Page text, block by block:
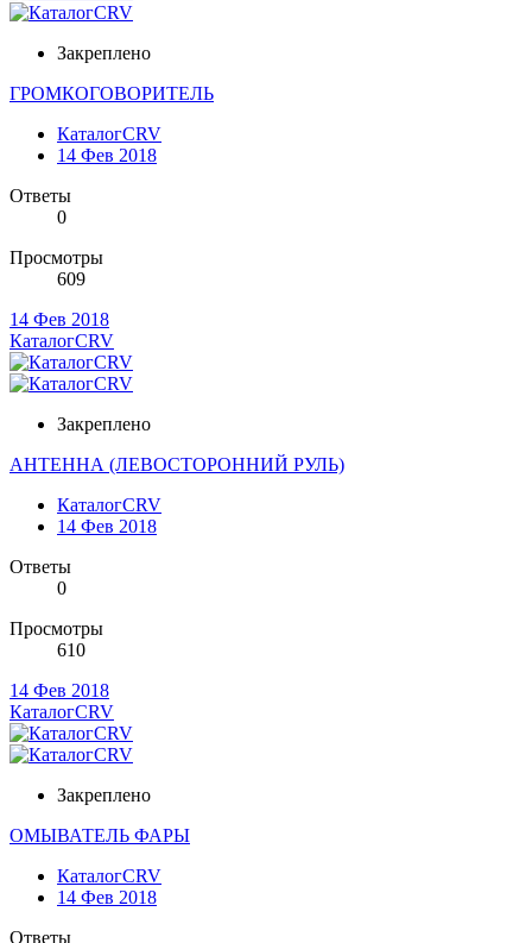
Закреплено
ГРОМКОГОВОРИТЕЛЬ
КаталогCRV
14 Фев 2018
Ответы
0
Просмотры
609
14 Фев 2018
КаталогCRV
Закреплено
АНТЕННА (ЛЕВОСТОРОННИЙ РУЛЬ)
КаталогCRV
14 Фев 2018
Ответы
0
Просмотры
610
14 Фев 2018
КаталогCRV
Закреплено
ОМЫВАТЕЛЬ ФАРЫ
КаталогCRV
14 Фев 2018
Ответы